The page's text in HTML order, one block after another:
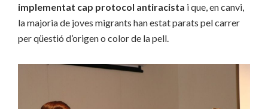
implementat cap protocol antiracista i que, en canvi,
la majoria de joves migrants han estat parats pel carrer
per qüestió d’origen o color de la pell.